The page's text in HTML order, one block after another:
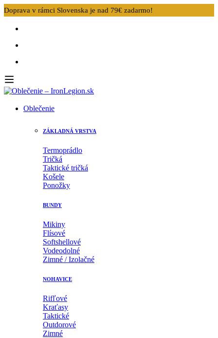
Doprava v rámci Slovenska je nad 79€ zadarmo!
Oblečenie
ZÁKLADNÁ VRSTVA
Termoprádlo
Tričká
Taktické tričká
Košele
Ponožky
BUNDY
Mikiny
Flísové
Softshellové
Vodeodolné
Zimné / Izolačné
NOHAVICE
Rifľové
Kraťasy
Taktické
Outdorové
Zimné